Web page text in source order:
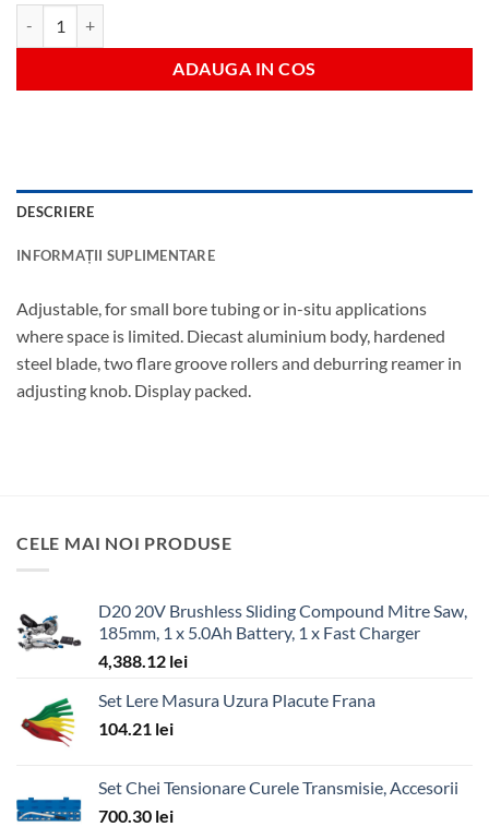
ADAUGA IN COS
DESCRIERE
INFORMAȚII SUPLIMENTARE
Adjustable, for small bore tubing or in-situ applications
where space is limited. Diecast aluminium body, hardened
steel blade, two flare groove rollers and deburring reamer in
adjusting knob. Display packed.
CELE MAI NOI PRODUSE
D20 20V Brushless Sliding Compound Mitre Saw,
185mm, 1 x 5.0Ah Battery, 1 x Fast Charger
4,388.12 lei
Set Lere Masura Uzura Placute Frana
104.21 lei
Set Chei Tensionare Curele Transmisie, Accesorii
700.30 lei